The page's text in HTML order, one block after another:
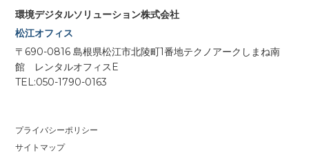
環境デジタルソリューション株式会社
松江オフィス
〒690-0816 島根県松江市北陵町1番地テクノアークしまね南
館 レンタルオフィスE
TEL:050-1790-0163
プライバシーポリシー
サイトマップ